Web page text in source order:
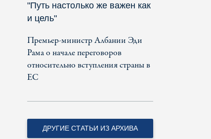
"Путь настолько же важен как
и цель"
Премьер-министр Албании Эди
Рама о начале переговоров
относительно вступления страны в
ЕС
ДРУГИЕ СТАТЬИ ИЗ АРХИВА